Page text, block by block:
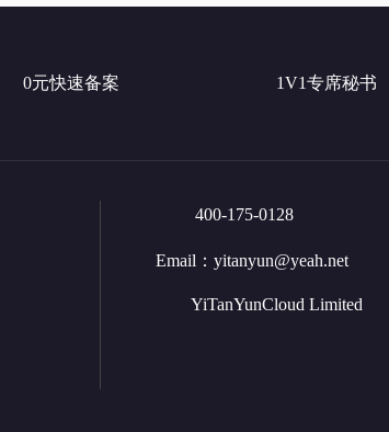
0元快速备案 1V1专席秘书
400-175-0128
Email： yitanyun@yeah.net
YiTanYunCloud Limited